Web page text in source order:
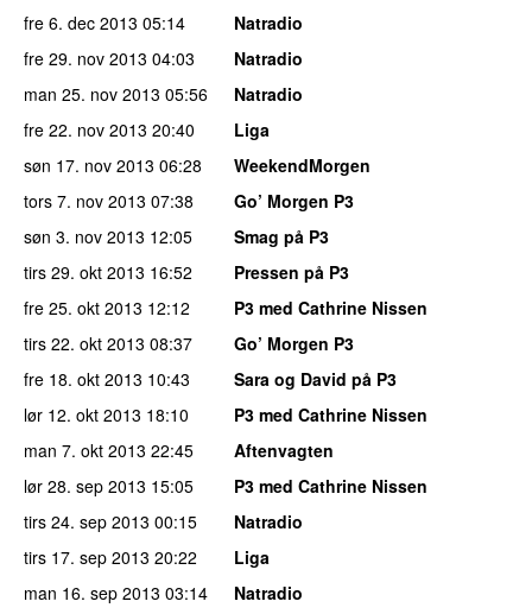
fre 6. dec 2013 05:14
Natradio
fre 29. nov 2013 04:03
Natradio
man 25. nov 2013 05:56
Natradio
fre 22. nov 2013 20:40
Liga
søn 17. nov 2013 06:28
WeekendMorgen
tors 7. nov 2013 07:38
Go’ Morgen P3
søn 3. nov 2013 12:05
Smag på P3
tirs 29. okt 2013 16:52
Pressen på P3
fre 25. okt 2013 12:12
P3 med Cathrine Nissen
tirs 22. okt 2013 08:37
Go’ Morgen P3
fre 18. okt 2013 10:43
Sara og David på P3
lør 12. okt 2013 18:10
P3 med Cathrine Nissen
man 7. okt 2013 22:45
Aftenvagten
lør 28. sep 2013 15:05
P3 med Cathrine Nissen
tirs 24. sep 2013 00:15
Natradio
tirs 17. sep 2013 20:22
Liga
man 16. sep 2013 03:14 Natradio